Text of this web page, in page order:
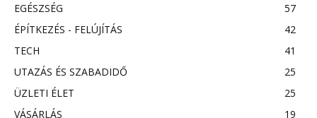
EGÉSZSÉG
57
ÉPÍTKEZÉS - FELÚJÍTÁS
42
TECH
41
UTAZÁS ÉS SZABADIDŐ
25
ÜZLETI ÉLET
25
VÁSÁRLÁS
19